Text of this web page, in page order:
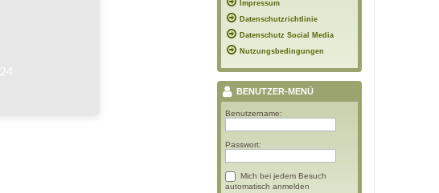
Impressum
Datenschutzrichtlinie
Datenschutz Social Media
Nutzungsbedingungen
BENUTZER-MENÜ
Benutzername:
Passwort:
Mich bei jedem Besuch
automatisch anmelden